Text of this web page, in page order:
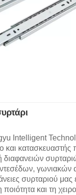
Intelligent
και κατασκευαστής
γωνιακών
συρταριού μας
και τη